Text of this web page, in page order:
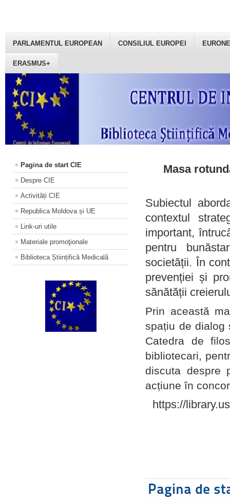
PARLAMENTUL EUROPEAN CONSILIUL EUROPEI
ERASMUS+
Pagina de start CIE
Despre CIE
Activități CIE
Republica Moldova și UE
Link-uri utile
Materiale promoţionale
Biblioteca Științifică Medicală
Masa
Subiectul
contextul
important,
pentru
societății. În
prevenției și
sănătății
Prin această
spațiu de dialog
Catedra de
bibliotecari,
discuta despre
acțiune în
https://
Pagina de